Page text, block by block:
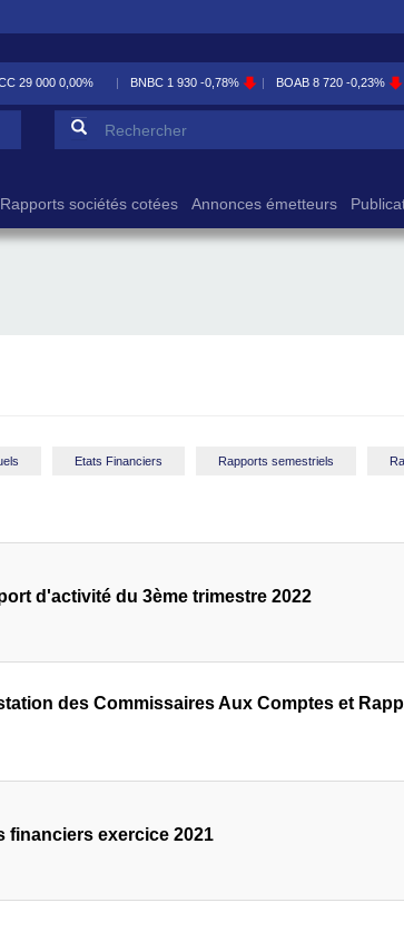
BNBC 1 930 -0,78% BOAB 8 720 -0,23% BOABF 7 100
Formulaire de
Rapports sociétés cotées Annonces émetteurs
Etats Financiers Rapports semestriels
d'activité du 3ème trimestre 2022
des Commissaires Aux Comptes et
financiers exercice 2021